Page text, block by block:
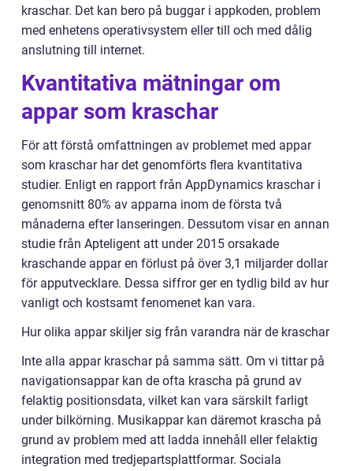
kraschar. Det kan bero på buggar i appkoden, problem
med enhetens operativsystem eller till och med dålig
anslutning till internet.
Kvantitativa mätningar om
appar som kraschar
För att förstå omfattningen av problemet med appar
som kraschar har det genomförts flera kvantitativa
studier. Enligt en rapport från AppDynamics kraschar i
genomsnitt 80% av apparna inom de första två
månaderna efter lanseringen. Dessutom visar en annan
studie från Apteligent att under 2015 orsakade
kraschande appar en förlust på över 3,1 miljarder dollar
för apputvecklare. Dessa siffror ger en tydlig bild av hur
vanligt och kostsamt fenomenet kan vara.
Hur olika appar skiljer sig från varandra när de kraschar
Inte alla appar kraschar på samma sätt. Om vi tittar på
navigationsappar kan de ofta krascha på grund av
felaktig positionsdata, vilket kan vara särskilt farligt
under bilkörning. Musikappar kan däremot krascha på
grund av problem med att ladda innehåll eller felaktig
integration med tredjepartsplattformar. Sociala